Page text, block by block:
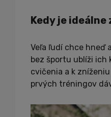
Kedy je
Veľa ľudí chce hneď
bez športu ublíži ich
cvičenia a k
prvých tréningov